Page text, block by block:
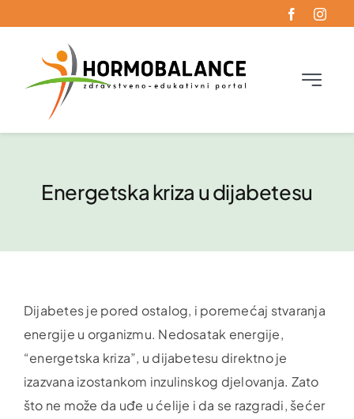
content
Toggle
Početna
Kontakt
Energetska kriza u dijabetesu
Dijabetes je pored ostalog, i poremećaj stvaranja
energije u organizmu. Nedosatak energije,
“energetska kriza”, u dijabetesu direktno je
izazvana izostankom inzulinskog djelovanja. Zato
što ne može da uđe u ćelije i da se razgradi, šećer